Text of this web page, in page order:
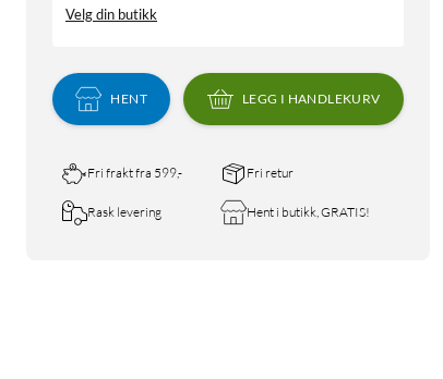
Velg din butikk
HENT LEGG I HANDLEKURV
Fri frakt fra 599,- Fri retur
Rask levering Hent i butikk, GRATIS!